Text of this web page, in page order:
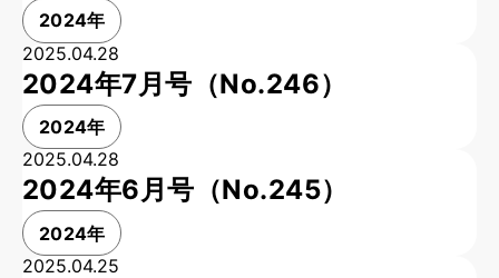
2024年
2025.04.28
2024年7月号（No.246）
2024年
2025.04.28
2024年6月号（No.245）
2024年
2025.04.25